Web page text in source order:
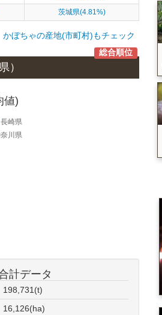
茨城県(4.81%)
かぼちゃの産地(市町村)もチェック
総合順位
）
値)
計データ
198,731(t)
16,126(ha)